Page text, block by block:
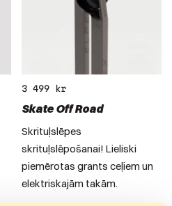
3 499 kr
Skate Off Road
Skrituļslēpes
skrituļslēpošanai! Lieliski
piemērotas grants ceļiem un
elektriskajām takām.